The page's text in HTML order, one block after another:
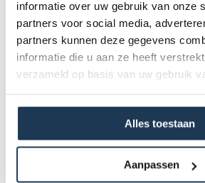
informatie over uw gebruik van onze
partners voor social media,
partners kunnen deze gegevens
informatie die u aan ze heeft
verzameld op basis van uw gebruik
Alles toestaan
Aanpassen